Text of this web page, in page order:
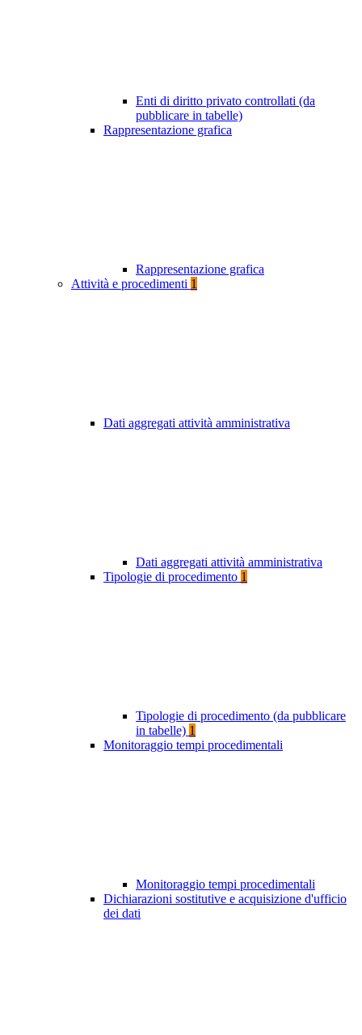
Enti di diritto privato controllati (da
pubblicare in tabelle)
Rappresentazione grafica
Rappresentazione grafica
Attività e procedimenti 1
Dati aggregati attività amministrativa
Dati aggregati attività amministrativa
Tipologie di procedimento 1
Tipologie di procedimento (da pubblicare
in tabelle) 1
Monitoraggio tempi procedimentali
Monitoraggio tempi procedimentali
Dichiarazioni sostitutive e acquisizione d'ufficio
dei dati